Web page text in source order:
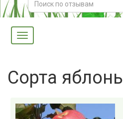
Сорта яблонь